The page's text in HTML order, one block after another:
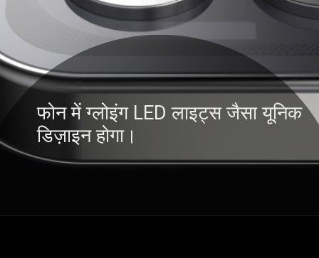
फोन में ग्लोइंग LED लाइट्स जैसा यूनिक
डिज़ाइन होगा।